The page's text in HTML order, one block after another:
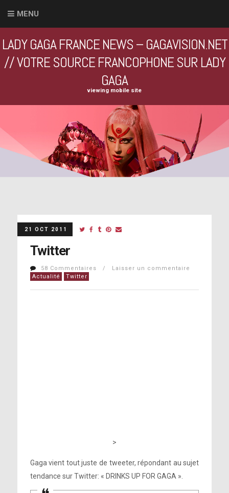
MENU
LADY GAGA FRANCE NEWS – GAGAVISION.NET
// VOTRE SOURCE FRANCOPHONE SUR LADY
GAGA
viewing mobile site
21 OCT 2011
Twitter
58 Commentaires / Laisser un commentaire
Actualité
Twitter
>
Gaga vient tout juste de tweeter, répondant au sujet
tendance sur Twitter: « DRINKS UP FOR GAGA ».